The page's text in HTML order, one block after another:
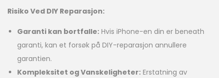
Risiko Ved DIY Reparasjon:
Garanti kan bortfalle: Hvis iPhone-en din er beneath
garanti, kan et forsøk på DIY-reparasjon annullere
garantien.
Kompleksitet og Vanskeligheter: Erstatning av